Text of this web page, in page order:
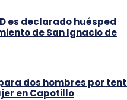
es declarado huésped
de San Ignacio de
dos hombres por
en Capotillo